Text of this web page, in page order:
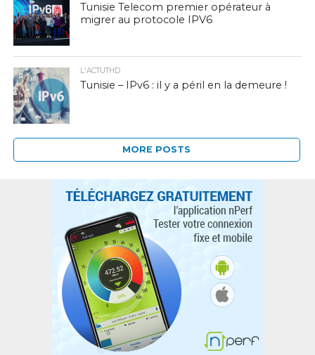
Tunisie Telecom premier opérateur à
migrer au protocole IPV6
L'ACTUTHD
Tunisie – IPv6 : il y a péril en la demeure !
MORE POSTS